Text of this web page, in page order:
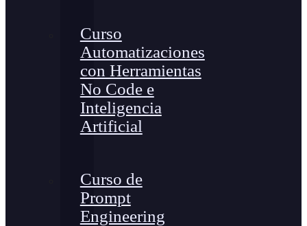
Curso
Automatizaciones
con Herramientas
No Code e
Inteligencia
Artificial
Curso de
Prompt
Engineering